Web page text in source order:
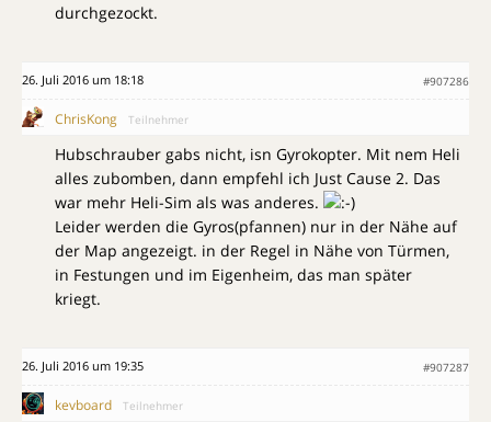
durchgezockt.
26. Juli 2016 um 18:18 #907286
ChrisKong Teilnehmer
Hubschrauber gabs nicht, isn Gyrokopter. Mit nem Heli
alles zubomben, dann empfehl ich Just Cause 2. Das
war mehr Heli-Sim als was anderes.
Leider werden die Gyros(pfannen) nur in der Nähe auf
der Map angezeigt. in der Regel in Nähe von Türmen,
in Festungen und im Eigenheim, das man später
kriegt.
26. Juli 2016 um 19:35 #907287
kevboard Teilnehmer